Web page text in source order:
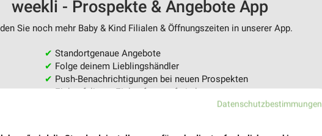
weekli - Prospekte & Angebote App
Sie noch mehr Baby & Kind Filialen & Öffnungszeiten in unserer App.
✔ Standortgenaue Angebote
✔ Folge deinem Lieblingshändler
✔ Push-Benachrichtigungen bei neuen Prospekten
✔Einkaufsliste - Einkauf stressfrei planen
Datenschutzbestimmungen